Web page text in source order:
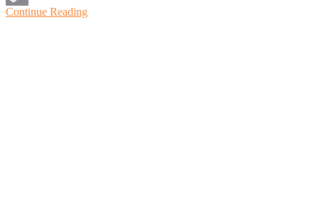
Copy
Continue Reading